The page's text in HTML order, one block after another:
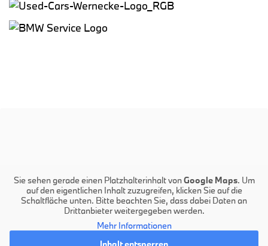
Sie sehen gerade einen Platzhalterinhalt vonGoogle Maps. Um
auf den eigentlichen Inhalt zuzugreifen, klicken Sie auf die
Schaltfläche unten. Bitte beachten Sie, dass dabei Daten an
Drittanbieter weitergegeben werden.
Mehr Informationen
Inhalt entsperren